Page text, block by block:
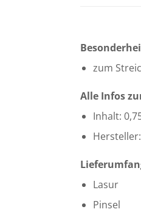
zum
Alle Infos
Inhalt:
Lasur
Pinsel